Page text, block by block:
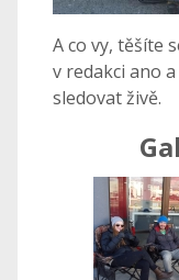
A co vy, těšíte
v redakci ano
sledovat živě.